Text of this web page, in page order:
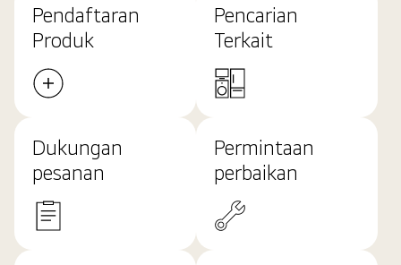
Pendaftaran
Produk
Pencarian
Terkait
Dukungan
pesanan
Permintaan
perbaikan